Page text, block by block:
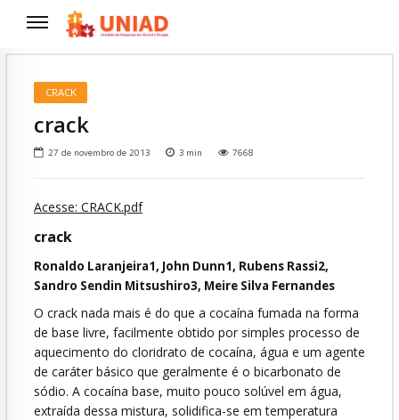
CRACK
crack
27 de novembro de 2013 3 min 7668
Acesse: CRACK.pdf
crack
Ronaldo Laranjeira1, John Dunn1, Rubens Rassi2,
Sandro Sendin Mitsushiro3, Meire Silva Fernandes
O crack nada mais é do que a cocaína fumada na forma
de base livre, facilmente obtido por simples processo de
aquecimento do cloridrato de cocaína, água e um agente
de caráter básico que geralmente é o bicarbonato de
sódio. A cocaína base, muito pouco solúvel em água,
extraída dessa mistura, solidifica-se em temperatura